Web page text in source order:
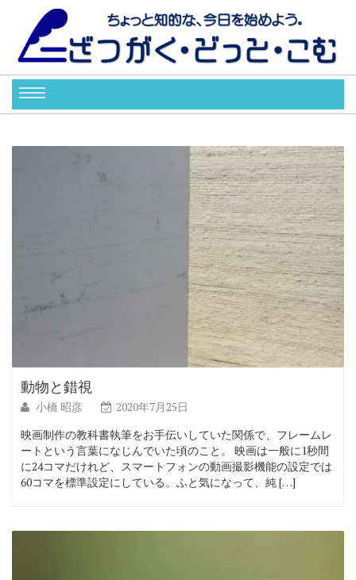
動物と錯視
小橋 昭彦
2020年7月25日
映画制作の教科書執筆をお手伝いしていた関係で、フレームレ
ートという言葉になじんでいた頃のこと。 映画は一般に1秒間
に24コマだけれど、スマートフォンの動画撮影機能の設定では
60コマを標準設定にしている。ふと気になって、純 […]